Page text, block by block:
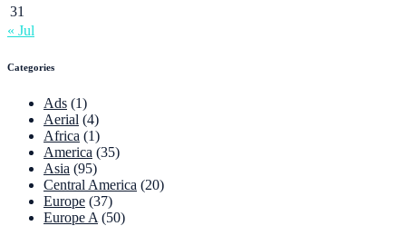
31
« Jul
Categories
Ads (1)
Aerial (4)
Africa (1)
America (35)
Asia (95)
Central America (20)
Europe (37)
Europe A (50)